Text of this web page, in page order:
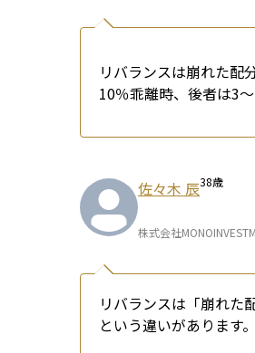
リバランスは崩れた配
10％乖離時、後者は3
佐々木 辰38歳
株式会社
リバランスは「崩れた
という違いがあります。